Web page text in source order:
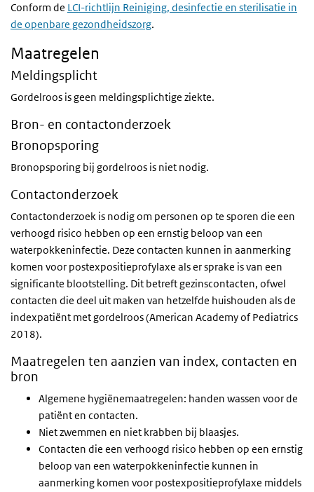
Conform de LCI-richtlijn Reiniging, desinfectie en sterilisatie in
de openbare gezondheidszorg.
Maatregelen
Meldingsplicht
Gordelroos is geen meldingsplichtige ziekte.
Bron- en contactonderzoek
Bronopsporing
Bronopsporing bij gordelroos is niet nodig.
Contactonderzoek
Contactonderzoek is nodig om personen op te sporen die een
verhoogd risico hebben op een ernstig beloop van een
waterpokkeninfectie. Deze contacten kunnen in aanmerking
komen voor postexpositieprofylaxe als er sprake is van een
significante blootstelling. Dit betreft gezinscontacten, ofwel
contacten die deel uit maken van hetzelfde huishouden als de
indexpatiënt met gordelroos (American Academy of Pediatrics
2018).
Maatregelen ten aanzien van index, contacten en
bron
Algemene hygiënemaatregelen: handen wassen voor de
patiënt en contacten.
Niet zwemmen en niet krabben bij blaasjes.
Contacten die een verhoogd risico hebben op een ernstig
beloop van een waterpokkeninfectie kunnen in
aanmerking komen voor postexpositieprofylaxe middels